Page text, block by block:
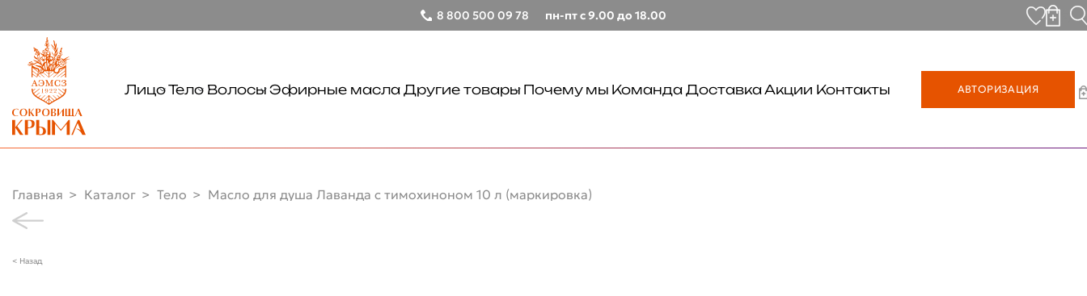
8 800 500 09 78 пн-пт с 9.00 до 18.00
Лицо
Демакияж
Тело
Руки
ВолосыЭфирные масла Другие товары
Чаи травяные
Почему мы Команда ДоставкаАкции Контакты АВТОРИЗАЦИЯ
Главная Каталог Тело Масло для душа Лаванда с тимохиноном 10 л (маркировка)
< Назад